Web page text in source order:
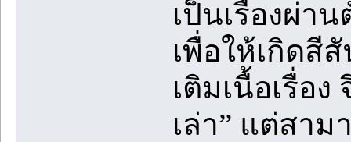
เป็นเรื่องผ่า
เพื่อให้เกิดสี
เติมเนื้อเรื่อ
เล่า” แต่สาม